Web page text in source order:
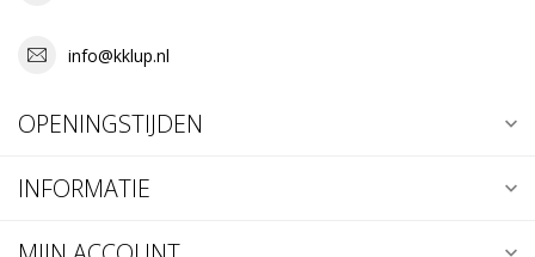
info@kklup.nl
OPENINGSTIJDEN
INFORMATIE